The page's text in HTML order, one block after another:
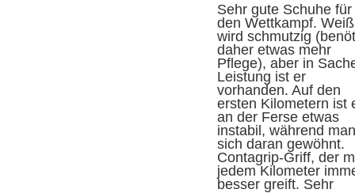
Sehr gute Schuhe für
den Wettkampf. Weiß
wird schmutzig
daher etwas mehr
Pflege), aber in
Leistung ist er
vorhanden. Auf den
ersten Kilometern ist
an der Ferse etwas
instabil, während
sich daran gewöhnt.
Contagrip-Griff, der
jedem Kilometer
besser greift. Sehr